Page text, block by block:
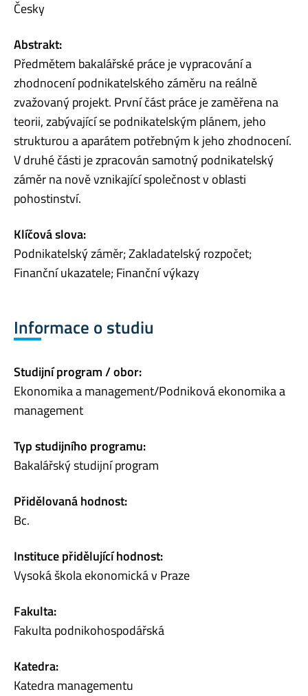
Česky
Abstrakt:
Předmětem bakalářské práce je vypracování a
zhodnocení podnikatelského záměru na reálně
zvažovaný projekt. První část práce je zaměřena na
teorii, zabývající se podnikatelským plánem, jeho
strukturou a aparátem potřebným k jeho zhodnocení.
V druhé části je zpracován samotný podnikatelský
záměr na nově vznikající společnost v oblasti
pohostinství.
Klíčová slova:
Podnikatelský záměr; Zakladatelský rozpočet;
Finanční ukazatele; Finanční výkazy
Informace o studiu
Studijní program / obor:
Ekonomika a management/Podniková ekonomika a
management
Typ studijního programu:
Bakalářský studijní program
Přidělovaná hodnost:
Bc.
Instituce přidělující hodnost:
Vysoká škola ekonomická v Praze
Fakulta:
Fakulta podnikohospodářská
Katedra:
Katedra managementu